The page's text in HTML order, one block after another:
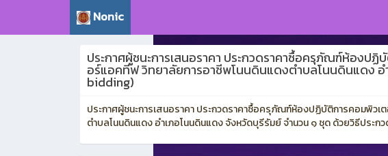
Nonic
ประกาศผู้ชนะการเสนอราคา ประกวดราคาซื้อครุภัณฑ์ห้อง
อร์แอคทีฟ วิทยาลัยการอาชีพโนนดินแดงตำบลโนนดินแดง
bidding)
ประกาศผู้ชนะการเสนอราคา ประกวดราคาซื้อครุภัณฑ์ห้องปฏิบัติการคอมพิ
ตำบลโนนดินแดง อำเภอโนนดินแดง จังหวัดบุรีรัมย์ จำนวน ๑ ชุด ด้วยวิธีประก